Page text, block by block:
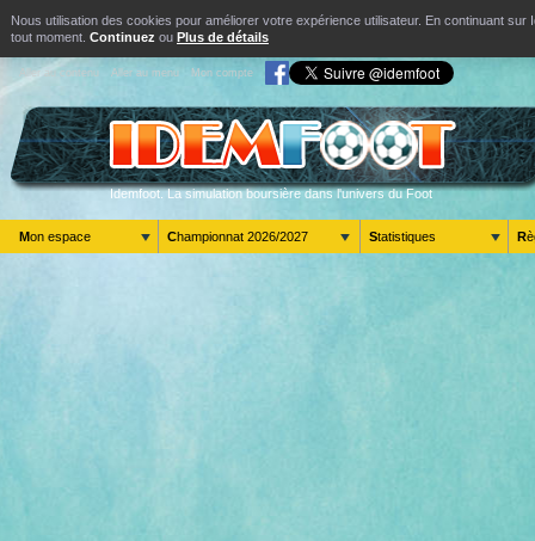
Nous utilisation des cookies pour améliorer votre expérience utilisateur. En continuant
tout moment. Continuez ou Plus de détails
Aller au contenu Aller au menu Mon compte
Idemfoot. La simulation boursière dans l'univers du Foot
Mon espace Championnat 2026/2027 Statistiques